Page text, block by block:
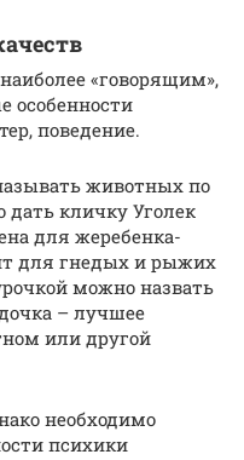
«говорящим»,
особенности
поведение.
животных по
кличку Уголек
для жеребенка-
для гнедых и рыжих
можно назвать
– лучшее
или другой
необходимо
психики